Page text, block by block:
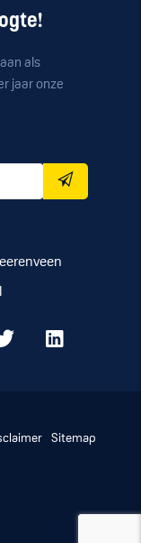
als
jaar onze
Sitemap